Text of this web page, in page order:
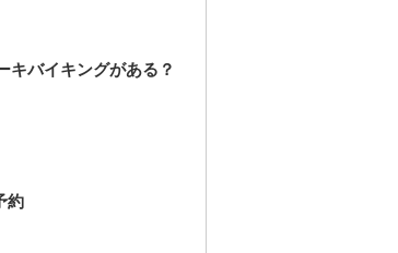
キバイキングがある？
約